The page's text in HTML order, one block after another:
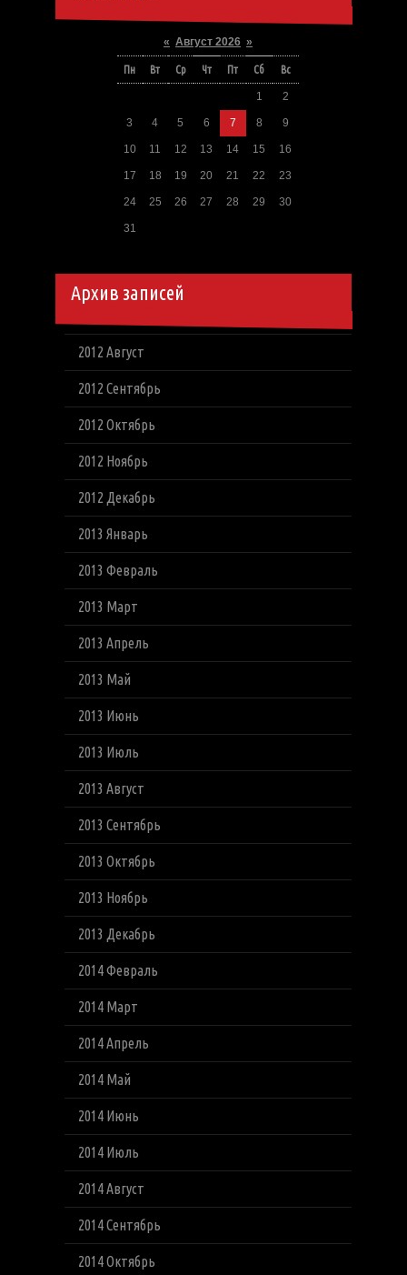
« Август 2026 »
Пн Вт Ср Чт Пт Сб Вс
1 2
3 4 5 6 7 8 9
10 11 12 13 14 15 16
17 18 19 20 21 22 23
24 25 26 27 28 29 30
31
Архив записей
2012 Август
2012 Сентябрь
2012 Октябрь
2012 Ноябрь
2012 Декабрь
2013 Январь
2013 Февраль
2013 Март
2013 Апрель
2013 Май
2013 Июнь
2013 Июль
2013 Август
2013 Сентябрь
2013 Октябрь
2013 Ноябрь
2013 Декабрь
2014 Февраль
2014 Март
2014 Апрель
2014 Май
2014 Июнь
2014 Июль
2014 Август
2014 Сентябрь
2014 Октябрь